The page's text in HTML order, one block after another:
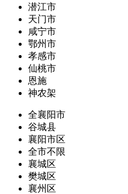
潜江市
天门市
咸宁市
鄂州市
孝感市
仙桃市
恩施
神农架
全襄阳市
谷城县
襄阳市区
全市不限
襄城区
樊城区
襄州区